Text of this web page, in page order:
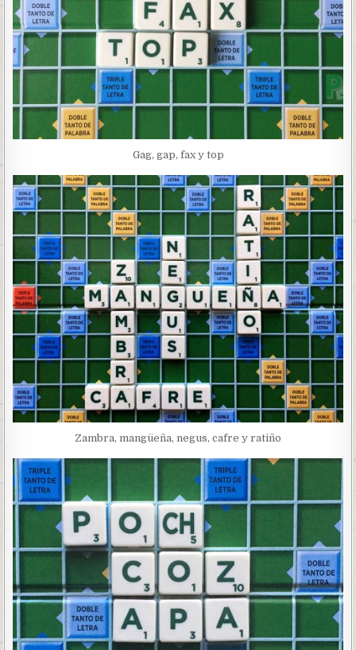
Gag, gap, fax y top
Zambra, mangüeña, negus, cafre y ratiño